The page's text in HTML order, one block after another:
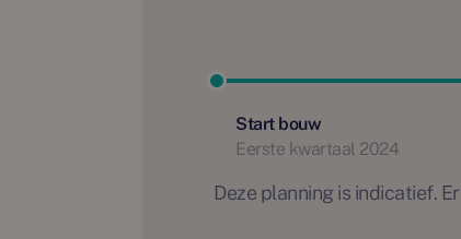
Start bouw
Eerste kwartaal 2024
Deze planning is indicatief.